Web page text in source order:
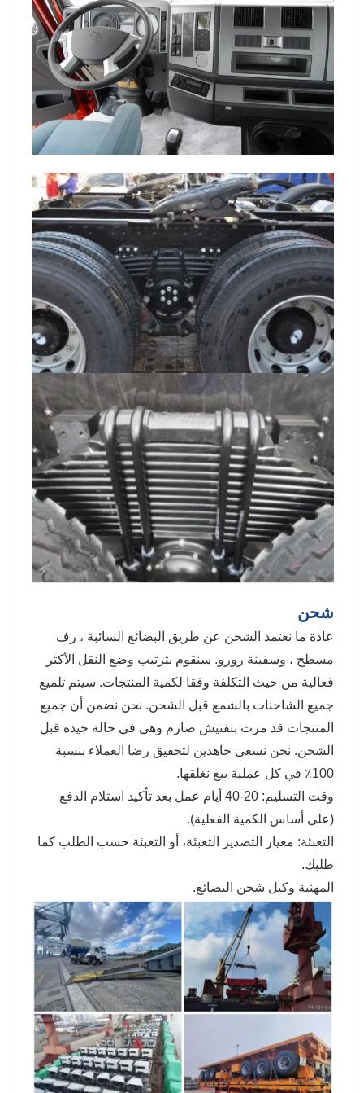
شحن
عادة ما نعتمد الشحن عن طريق البضائع السائبة ، رف
مسطح ، وسفينة رورو. سنقوم بترتيب وضع النقل الأكثر
فعالية من حيث التكلفة وفقا لكمية المنتجات. سيتم تلميع
جميع الشاحنات بالشمع قبل الشحن. نحن نضمن أن جميع
المنتجات قد مرت بتفتيش صارم وهي في حالة جيدة قبل
الشحن. نحن نسعى جاهدين لتحقيق رضا العملاء بنسبة
100٪ في كل عملية بيع نغلقها.
وقت التسليم: 20-40 أيام عمل بعد تأكيد استلام الدفع
(على أساس الكمية الفعلية).
التعبئة: معيار التصدير التعبئة، أو التعبئة حسب الطلب كما
طلبك.
المهنية وكيل شحن البضائع.